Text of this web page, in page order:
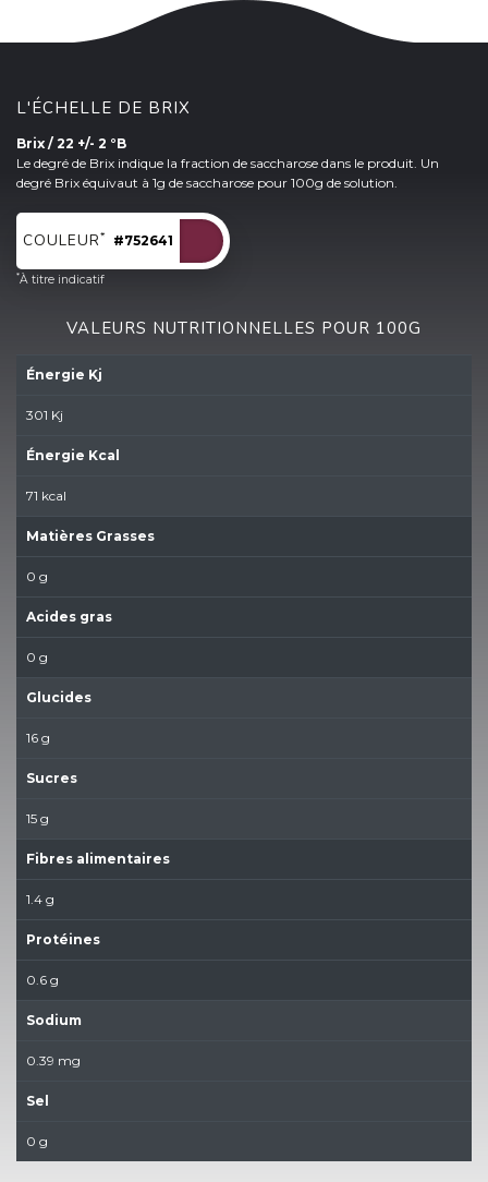
L'ÉCHELLE DE BRIX
Brix / 22 +/- 2 °B
Le degré de Brix indique la fraction de saccharose dans le produit. Un
degré Brix équivaut à 1g de saccharose pour 100g de solution.
COULEUR* #752641
*À titre indicatif
VALEURS NUTRITIONNELLES POUR 100G
Énergie Kj
301 Kj
Énergie Kcal
71 kcal
Matières Grasses
0 g
Acides gras
0 g
Glucides
16 g
Sucres
15 g
Fibres alimentaires
1.4 g
Protéines
0.6 g
Sodium
0.39 mg
Sel
0 g